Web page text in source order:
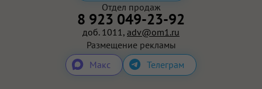
Отдел продаж
8 923 049-23-92
доб. 1011, adv@om1.ru
Размещение рекламы
Макс
Телеграм